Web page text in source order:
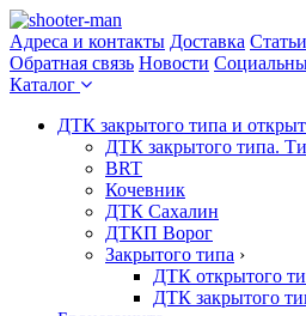
Адреса и контакты Доставка Статьи
Обратная связь Новости
Каталог
ДТК закрытого типа и
ДТК закрытого типа.
BRT
Кочевник
ДТК Сахалин
ДТКП Ворог
Закрытого типа ›
ДТК открытого
ДТК закрытого